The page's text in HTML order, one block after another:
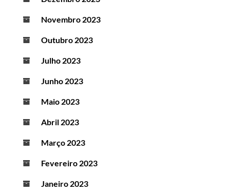
Novembro 2023
Outubro 2023
Julho 2023
Junho 2023
Maio 2023
Abril 2023
Março 2023
Fevereiro 2023
Janeiro 2023